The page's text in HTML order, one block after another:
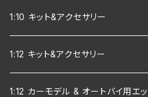
1:10 キット&アクセサリー
1:12 キット&アクセサリー
1:12 カーモデル & オートバイ用エ